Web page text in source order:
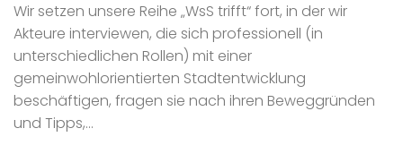
Wir setzen unsere Reihe „WsS trifft“ fort, in der wir
Akteure interviewen, die sich professionell (in
unterschiedlichen Rollen) mit einer
gemeinwohlorientierten Stadtentwicklung
beschäftigen, fragen sie nach ihren Beweggründen
und Tipps,...